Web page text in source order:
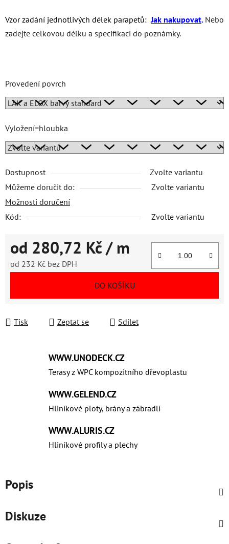
Vzor zadání jednotlivých délek parapetů: Jak nakupovat. Nebo
zadejte celkovou délku a specifikaci do poznámky.
Provedení povrch
Vyložení=hloubka
Dostupnost
Zvolte variantu
Můžeme doručit do:
Zvolte variantu
Možnosti doručení
Kód:
Zvolte variantu
od 280,72 Kč/ m
od 232 Kč bez DPH
DO KOŠÍKU
Tisk Zeptat se Sdílet
WWW.UNODECK.CZ
Terasy z WPC kompozitního dřevoplastu
WWW.GELEND.CZ
Hliníkové ploty, brány a zábradlí
WWW.ALURIS.CZ
Hliníkové profily a plechy
Popis
Diskuze